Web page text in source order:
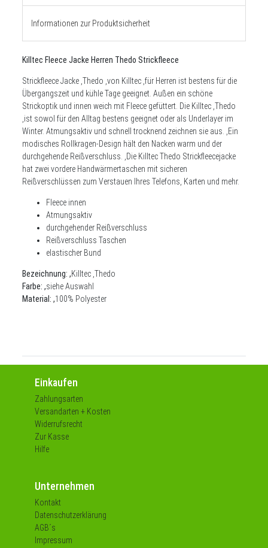
Informationen zur Produktsicherheit
Killtec Fleece Jacke Herren Thedo Strickfleece
Strickfleece Jacke ,Thedo ,von Killtec ,für Herren ist bestens für die
Übergangszeit und kühle Tage geeignet. Außen ein schöne
Strickoptik und innen weich mit Fleece gefüttert. Die Killtec ,Thedo
ist sowol für den Alltag bestens geeignet oder als Underlayer im
Winter. Atmungsaktiv und schnell trocknend zeichnen sie aus. , Ein
modisches Rollkragen-Design hält den Nacken warm und der
durchgehende Reißverschluss. ,Die Killtec Thedo Strickfleecejacke
hat zwei vordere Handwärmertaschen mit sicheren
Reißverschlüssen zum Verstauen Ihres Telefons, Karten und mehr.
Fleece innen
Atmungsaktiv
durchgehender Reißverschluss
Reißverschluss Taschen
elastischer Bund
Bezeichnung: ,Killtec ,Thedo
Farbe: ,siehe Auswahl
Material: ,100% Polyester
Einkaufen
Zahlungsarten
Versandarten + Kosten
Widerrufsrecht
Zur Kasse
Hilfe
Unternehmen
Kontakt
Datenschutzerklärung
AGB´s
Impressum